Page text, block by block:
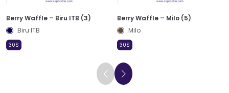
Berry Waffle – Biru ITB (3)
Biru ITB
30S
Berry Waffle – Milo (5)
Milo
30S